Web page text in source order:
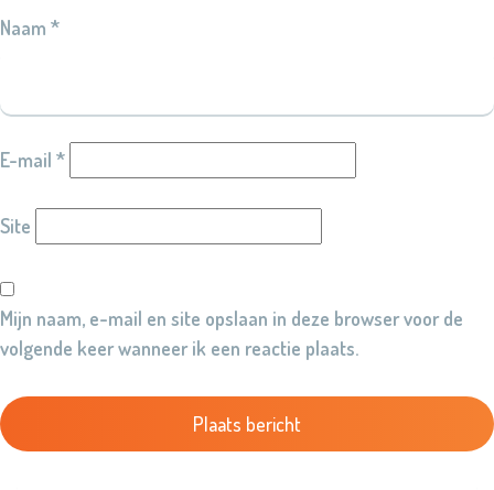
Naam *
E-mail *
Site
Mijn naam, e-mail en site opslaan in deze browser voor de
volgende keer wanneer ik een reactie plaats.